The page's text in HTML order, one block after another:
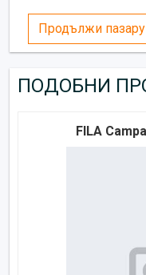
Продължи
ПОДОБНИ
FILA